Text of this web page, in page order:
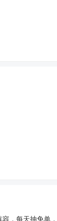
免费领
卡（1元）
到背包内，GM
免单券可在“专
，每天抽免单